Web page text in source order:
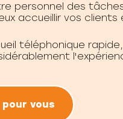
personnel des
accueillir vos clients
téléphonique
vous